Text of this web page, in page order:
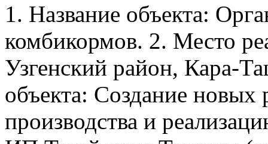
1. Название объекта:
комбикормов. 2. Место
Узгенский район, Кара-
объекта: Создание новых
производства и